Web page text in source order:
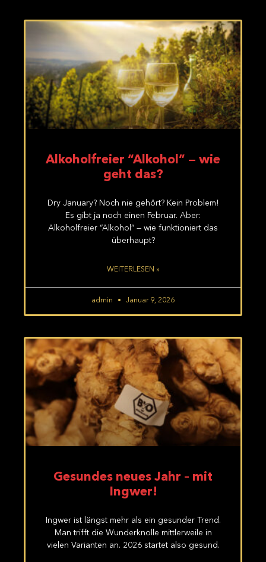
Alkoholfreier “Alkohol” — wie
geht das?
Dry January? Noch nie gehört? Kein Problem!
Es gibt ja noch einen Februar. Aber:
Alkoholfreier “Alkohol” — wie funktioniert das
überhaupt?
WEITERLESEN »
admin Januar 9, 2026
Gesundes neues Jahr – mit
Ingwer!
Ingwer ist längst mehr als ein gesunder Trend.
Man trifft die Wunderknolle mittlerweile in
vielen Varianten an. 2026 startet also gesund.